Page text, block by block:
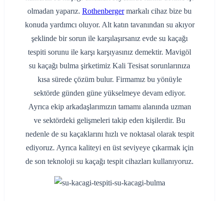
olmadan yaparız. Rothenbergermarkalı cihaz bize bu
konuda yardımcı oluyor. Alt katın tavanından su akıyor
şeklinde bir sorun ile karşılaşırsanız evde su kaçağı
tespiti sorunu ile karşı karşıyasınız demektir. Mavigöl
su kaçağı bulma şirketimiz Kali Tesisat sorunlarınıza
kısa sürede çözüm bulur. Firmamız bu yönüyle
sektörde günden güne yükselmeye devam ediyor.
Ayrıca ekip arkadaşlarımızın tamamı alanında uzman
ve sektördeki gelişmeleri takip eden kişilerdir. Bu
nedenle de su kaçaklarını hızlı ve noktasal olarak tespit
ediyoruz. Ayrıca kaliteyi en üst seviyeye çıkarmak için
de son teknoloji su kaçağı tespit cihazları kullanıyoruz.